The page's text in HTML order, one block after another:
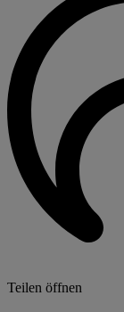
Teilen öffnen